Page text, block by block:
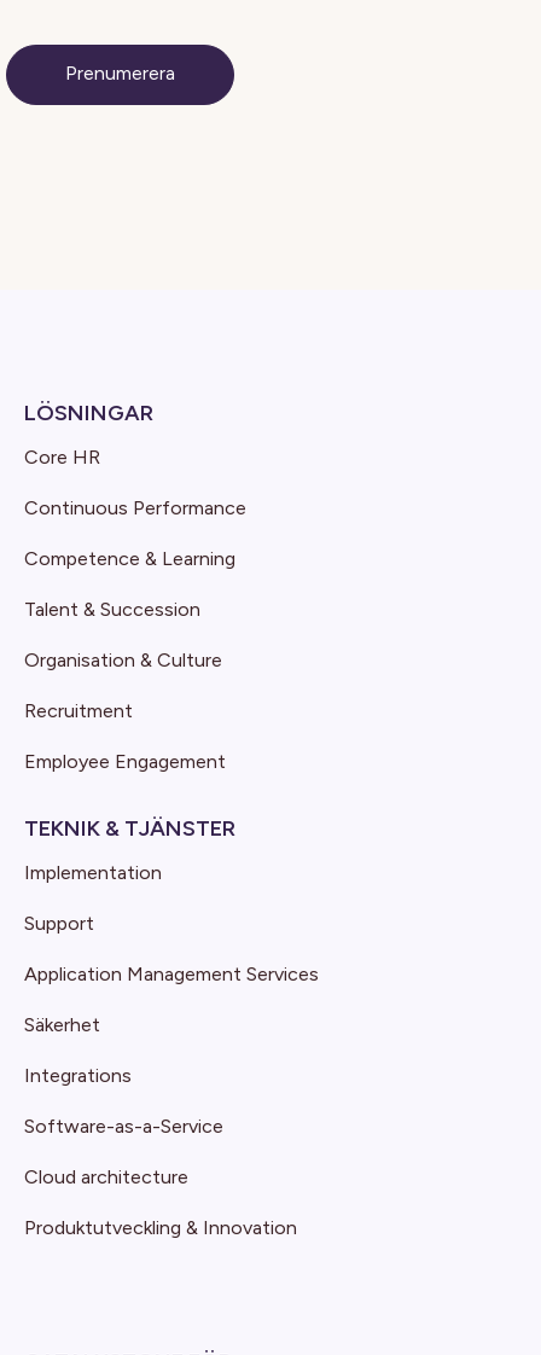
LÖSNINGAR
Core HR
Continuous Performance
Competence & Learning
Talent & Succession
Organisation & Culture
Recruitment
Employee Engagement
TEKNIK & TJÄNSTER
Implementation
Support
Application Management Services
Säkerhet
Integrations
Software-as-a-Service
Cloud architecture
Produktutveckling & Innovation